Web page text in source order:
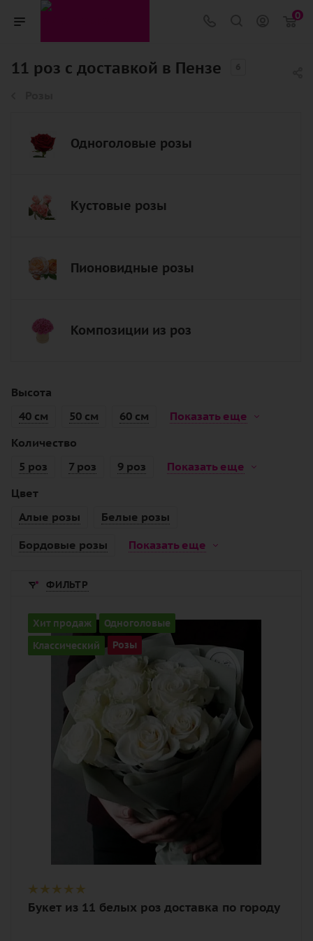
0
11 роз с доставкой в Пензе
Одноголовые розы
Кустовые розы
Пионовидные розы
Композиции из роз
Высота
40 см
50 см 60 см
Показать еще
Количество
5 роз
7 роз 9 роз
Показать еще
Цвет
Алые розы
Белые розы
Бордовые розы
Показать еще
ФИЛЬТР
Хит продаж
Одноголовые
Классический
Розы
Количество
11
Описание
роза, лента, дизайнерская упаковка
Букет из 11 белых роз доставка по городу